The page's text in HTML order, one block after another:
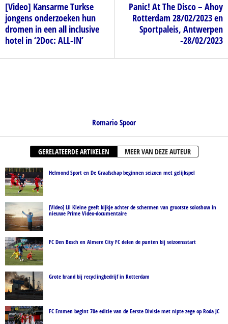
[Video] Kansarme Turkse
jongens onderzoeken hun
dromen in een all inclusive
hotel in ‘2Doc: ALL-IN’
Panic! At The Disco – Ahoy
Rotterdam 28/02/2023 en
Sportpaleis, Antwerpen
-28/02/2023
Romario Spoor
GERELATEERDE ARTIKELEN MEER VAN DEZE AUTEUR
Helmond Sport en De Graafschap beginnen seizoen met gelijkspel
[Video] Lil Kleine geeft kijkje achter de schermen van grootste soloshow in
nieuwe Prime Video-documentaire
FC Den Bosch en Almere City FC delen de punten bij seizoensstart
Grote brand bij recyclingbedrijf in Rotterdam
FC Emmen begint 70e editie van de Eerste Divisie met nipte zege op Roda JC